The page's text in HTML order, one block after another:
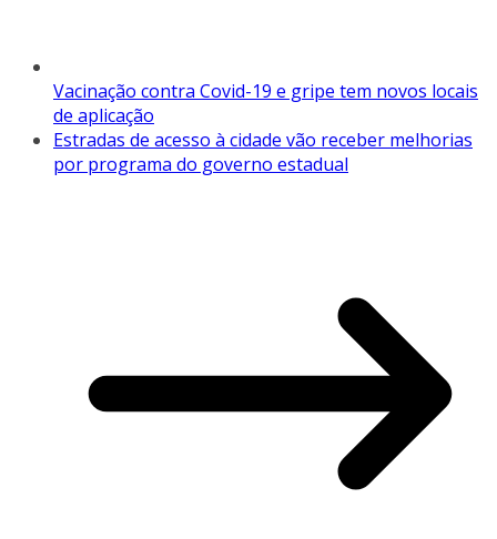
Vacinação contra Covid-19 e gripe tem novos locais
de aplicação
Estradas de acesso à cidade vão receber melhorias
por programa do governo estadual